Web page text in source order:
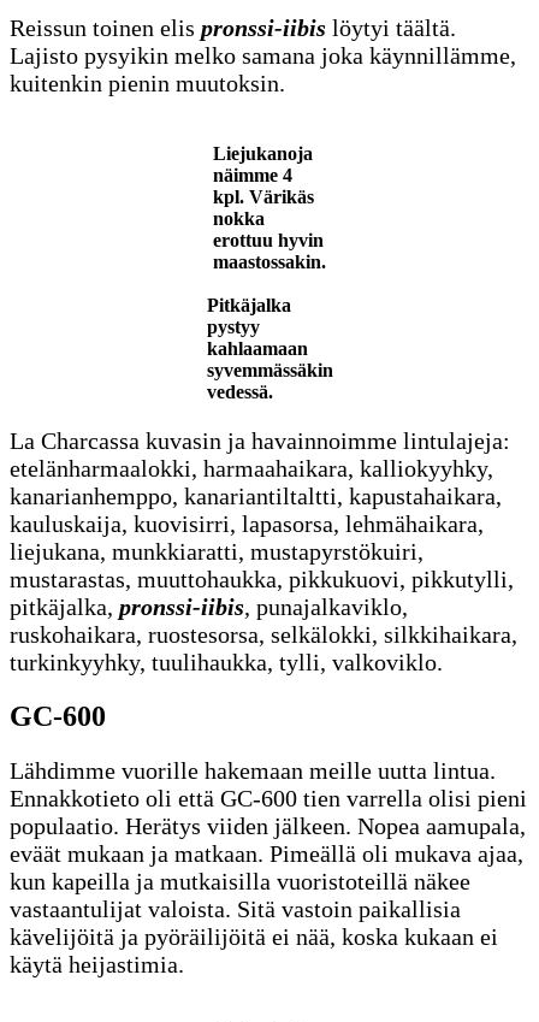
Reissun toinen elis pronssi-iibis löytyi täältä.
Lajisto pysyikin melko samana joka käynnillämme,
kuitenkin pienin muutoksin.
Liejukanoja
näimme 4
kpl. Värikäs
nokka
erottuu hyvin
maastossakin.
Pitkäjalka
pystyy
kahlaamaan
syvemmässäkin
vedessä.
La Charcassa kuvasin ja havainnoimme lintulajeja:
etelänharmaalokki, harmaahaikara, kalliokyyhky,
kanarianhemppo, kanariantiltaltti, kapustahaikara,
kauluskaija, kuovisirri, lapasorsa, lehmähaikara,
liejukana, munkkiaratti, mustapyrstökuiri,
mustarastas, muuttohaukka, pikkukuovi, pikkutylli,
pitkäjalka, pronssi-iibis, punajalkaviklo,
ruskohaikara, ruostesorsa, selkälokki, silkkihaikara,
turkinkyyhky, tuulihaukka, tylli, valkoviklo.
GC-600
Lähdimme vuorille hakemaan meille uutta lintua.
Ennakkotieto oli että GC-600 tien varrella olisi pieni
populaatio. Herätys viiden jälkeen. Nopea aamupala,
eväät mukaan ja matkaan. Pimeällä oli mukava ajaa,
kun kapeilla ja mutkaisilla vuoristoteillä näkee
vastaantulijat valoista. Sitä vastoin paikallisia
kävelijöitä ja pyöräilijöitä ei nää, koska kukaan ei
käytä heijastimia.